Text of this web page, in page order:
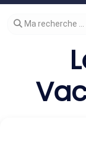
Modifier votre
Ma recherche ...